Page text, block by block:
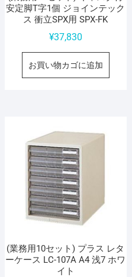
安定脚T字1個 ジョインテック
ス 衝立SPX用 SPX-FK
¥37,830
お買い物カゴに追加
(業務用10セット) プラス レタ
ーケース LC-107A A4 浅7 ホワ
イト